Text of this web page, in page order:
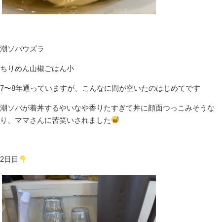
潮ソバウズラ
ちりめん山椒ごはん小
7〜8年通っていますが、こんなに間が空いたのはじめてです
潮ソバが着丼するやいなや香りたすぎて丼に顔面つっこみそうな
り、ママさんに苦笑いされました
2日目